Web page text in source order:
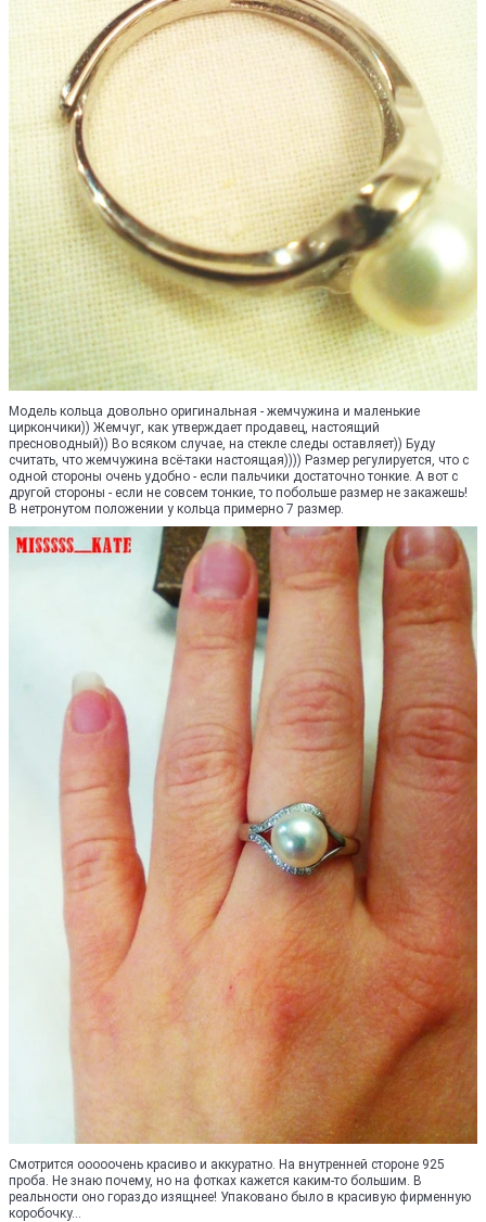
Модель кольца довольно оригинальная - жемчужина и маленькие
циркончики)) Жемчуг, как утверждает продавец, настоящий
пресноводный)) Во всяком случае, на стекле следы оставляет)) Буду
считать, что жемчужина всё-таки настоящая)))) Размер регулируется, что с
одной стороны очень удобно - если пальчики достаточно тонкие. А вот с
другой стороны - если не совсем тонкие, то побольше размер не закажешь!
В нетронутом положении у кольца примерно 7 размер.
Смотрится ооооочень красиво и аккуратно. На внутренней стороне 925
проба. Не знаю почему, но на фотках кажется каким-то большим. В
реальности оно гораздо изящнее! Упаковано было в красивую фирменную
коробочку...